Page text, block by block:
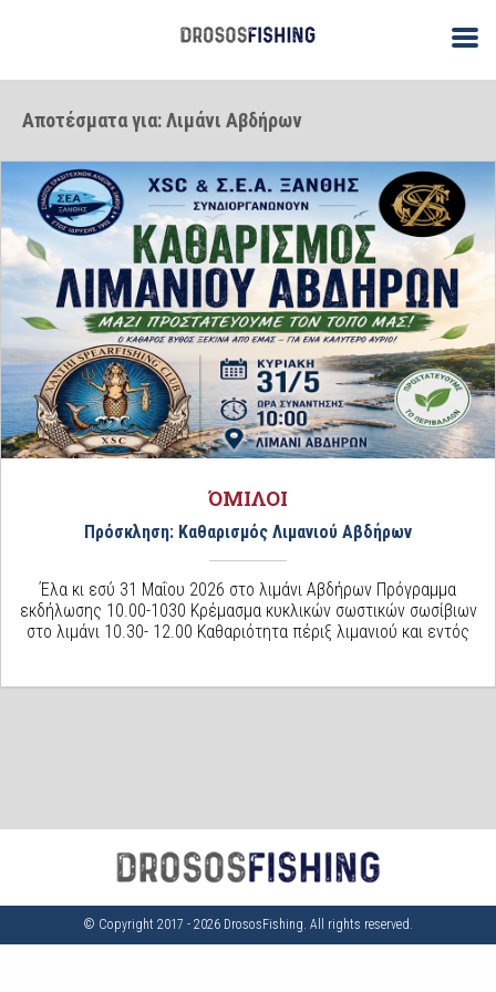
Αποτέσματα για: Λιμάνι Αβδήρων
ΌΜΙΛΟΙ
Πρόσκληση: Καθαρισμός Λιμανιού Αβδήρων
Έλα κι εσύ 31 Μαΐου 2026 στο λιμάνι Αβδήρων Πρόγραμμα
εκδήλωσης 10.00-1030 Κρέμασμα κυκλικών σωστικών σωσίβιων
στο λιμάνι 10.30- 12.00 Καθαριότητα πέριξ λιμανιού και εντός
© Copyright 2017 - 2026 DrososFishing. All rights reserved.